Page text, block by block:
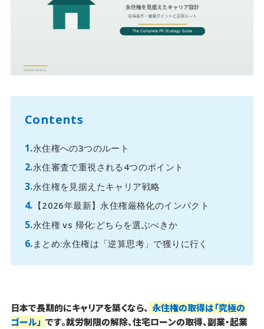
Contents
永住権への3つのルート
永住審査で重視される4つのポイント
永住権を見据えたキャリア戦略
【2026年最新】永住権厳格化のインパクト
永住権 vs 帰化:どちらを選ぶべきか
まとめ:永住権は「逆算思考」で獲りに行く
日本で長期的にキャリアを築くなら、 永住権の取得は「究極の
ゴール」 です。就労制限の解除、住宅ローンの取得、副業・起業